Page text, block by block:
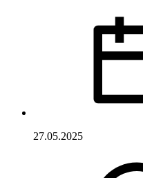
27.05.2025